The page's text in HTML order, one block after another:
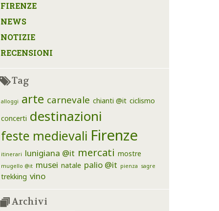
FIRENZE
NEWS
NOTIZIE
RECENSIONI
Tag
alloggi arte carnevale chianti @it ciclismo
concerti destinazioni
feste medievali Firenze
itinerari lunigiana @it mercati mostre
mugello @it musei natale palio @it pienza sagre
trekking vino
Archivi